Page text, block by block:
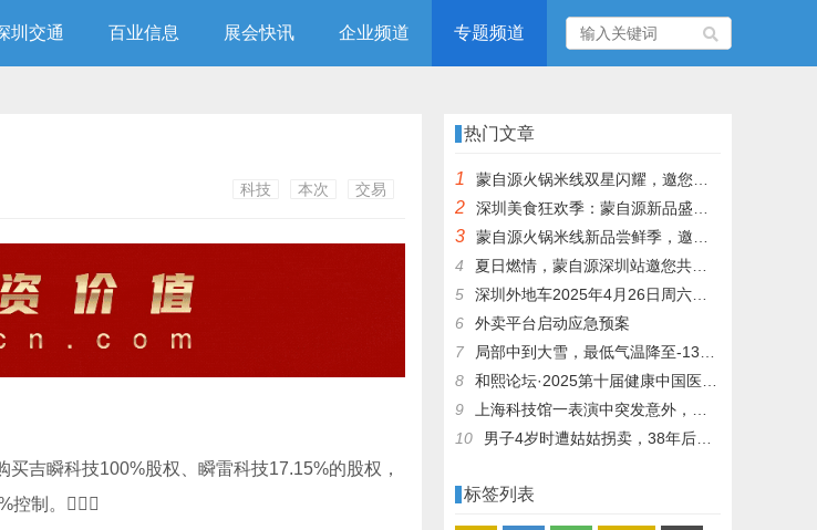
圳交通 百业信息 展会快讯 企业频道 专题频道
科技 本次 交易
吉瞬科技100%股权、瞬雷科技17.15%的股权，
控制。
热门文章
1 蒙自源火锅米线双星闪耀，邀您共享辣爽夏日盛宴！
2 深圳美食狂欢季：蒙自源新品盛宴邀您品尝
3
蒙自源火锅米线新品尝鲜季，邀您共享味蕾盛宴！
4
夏日燃情，蒙自源深圳站邀您共赴美食盛宴！
5
深圳外地车2025年4月26日周六限行吗
6
外卖平台启动应急预案
7
局部中到大雪，最低气温降至-13℃，济南今冬的第一场雪，或跟去年同一时间！
8
和熙论坛·2025第十届健康中国医药连锁发展论坛在泰州举办
9
上海科技馆一表演中突发意外，机器人从高处坠落摔毁
10
男子4岁时遭姑姑拐卖，38年后终回家认亲！聋哑父母苦寻多年，母亲已抱憾离世丨红星寻人
标签列表